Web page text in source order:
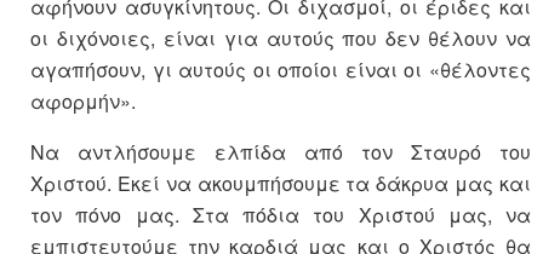
αφήνουν ασυγκίνητους. Οι διχασμοί, οι έριδες και
οι διχόνοιες, είναι για αυτούς που δεν θέλουν να
αγαπήσουν, γι αυτούς οι οποίοι είναι οι «θέλοντες
αφορμήν».
Να αντλήσουμε ελπίδα από τον Σταυρό του
Χριστού. Εκεί να ακουμπήσουμε τα δάκρυα μας και
τον πόνο μας. Στα πόδια του Χριστού μας, να
εμπιστευτούμε την καρδιά μας και ο Χριστός θα